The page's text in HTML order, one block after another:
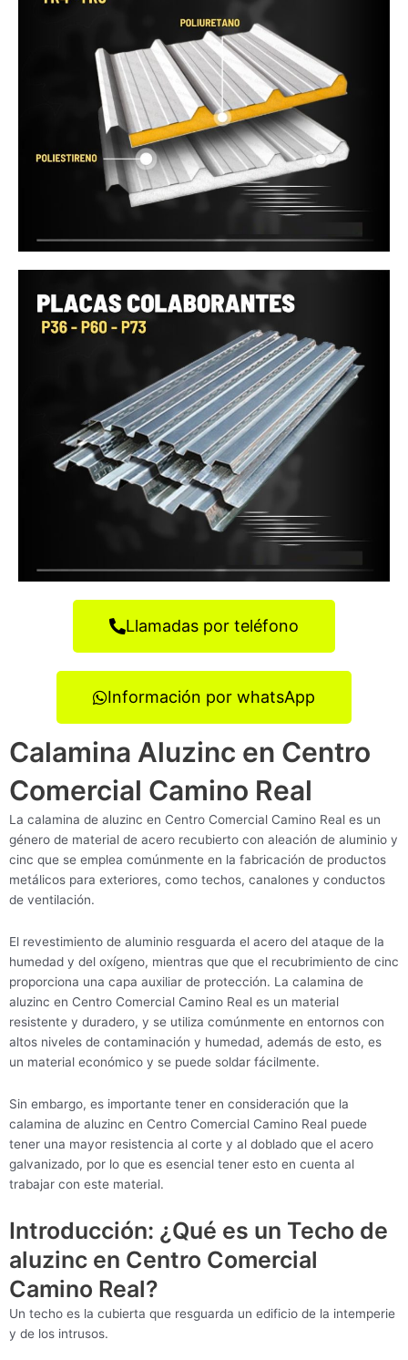
Llamadas por teléfono
Información por whatsApp
Calamina Aluzinc en Centro
Comercial Camino Real
La calamina de aluzinc en Centro Comercial Camino Real es un
género de material de acero recubierto con aleación de aluminio y
cinc que se emplea comúnmente en la fabricación de productos
metálicos para exteriores, como techos, canalones y conductos
de ventilación.
El revestimiento de aluminio resguarda el acero del ataque de la
humedad y del oxígeno, mientras que que el recubrimiento de cinc
proporciona una capa auxiliar de protección. La calamina de
aluzinc en Centro Comercial Camino Real es un material
resistente y duradero, y se utiliza comúnmente en entornos con
altos niveles de contaminación y humedad, además de esto, es
un material económico y se puede soldar fácilmente.
Sin embargo, es importante tener en consideración que la
calamina de aluzinc en Centro Comercial Camino Real puede
tener una mayor resistencia al corte y al doblado que el acero
galvanizado, por lo que es esencial tener esto en cuenta al
trabajar con este material.
Introducción: ¿Qué es un Techo de
aluzinc en Centro Comercial
Camino Real?
Un techo es la cubierta que resguarda un edificio de la intemperie
y de los intrusos.